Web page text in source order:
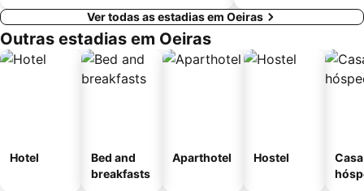
Ver todas as estadias em Oeiras
Outras estadias em Oeiras
Hotel
Bed and
breakfasts
Aparthotel Hostel